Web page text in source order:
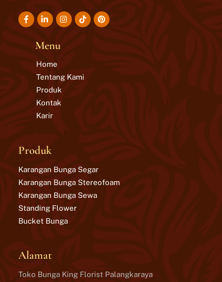
Icon
Icon Icon Icon
Menu
Home
Tentang Kami
Produk
Kontak
Karir
Produk
Karangan Bunga Segar
Karangan Bunga Stereofoam
Karangan Bunga Sewa
Standing Flower
Bucket Bunga
Alamat
Toko Bunga King Florist Palangkaraya